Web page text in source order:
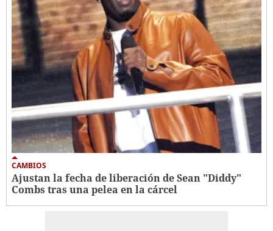
CAMBIOS
Ajustan la fecha de liberación de Sean "Diddy"
Combs tras una pelea en la cárcel